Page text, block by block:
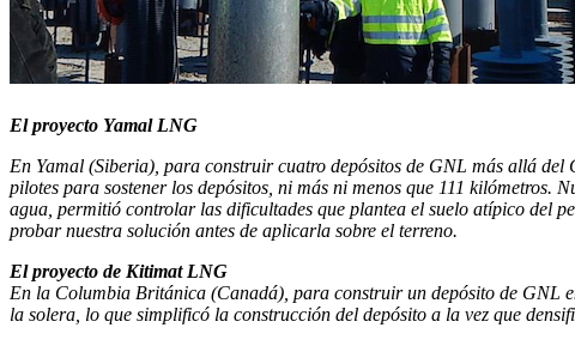
El proyecto Yamal LNG
En Yamal (Siberia), para construir cuatro depósitos de GNL más allá
pilotes para sostener los depósitos, ni más ni menos que 111 kilómetros.
agua, permitió controlar las dificultades que plantea el suelo atípico del
probar nuestra solución antes de aplicarla sobre el terreno.
El proyecto de Kitimat LNG
En la Columbia Británica (Canadá), para construir un depósito de GNL
la solera, lo que simplificó la construcción del depósito a la vez que